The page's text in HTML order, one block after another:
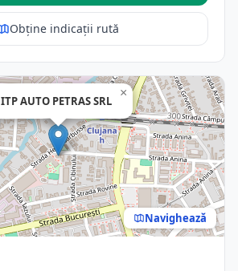
Obține indicații rută
ITP AUTO PETRAS SRL
×
Navighează